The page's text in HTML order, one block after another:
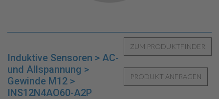
Induktive Sensoren > AC-
und Allspannung >
Gewinde M12 >
INS12N4AO60-A2P